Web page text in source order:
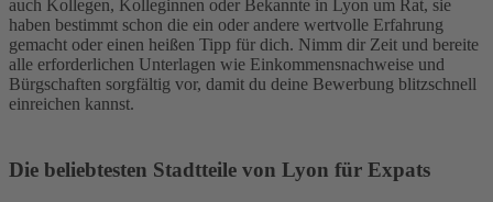
auch Kollegen, Kolleginnen oder Bekannte in Lyon um Rat, sie
haben bestimmt schon die ein oder andere wertvolle Erfahrung
gemacht oder einen heißen Tipp für dich. Nimm dir Zeit und bereite
alle erforderlichen Unterlagen wie Einkommensnachweise und
Bürgschaften sorgfältig vor, damit du deine Bewerbung blitzschnell
einreichen kannst.
Die beliebtesten Stadtteile von Lyon für Expats